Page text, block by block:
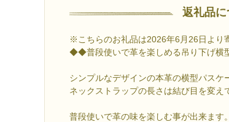
返礼品に
※こちらのお礼品は2026年6月26日より
◆◆普段使いで革を楽しめる吊り下げ
シンプルなデザインの本革の横型パスケ
ネックストラップの長さは結び目を変え
普段使いで革の味を楽しむ事が出来ます。